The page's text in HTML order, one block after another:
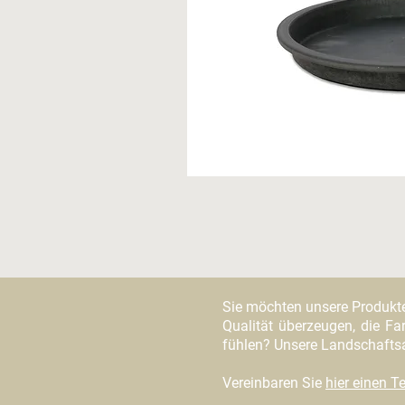
Sie möchten unsere
Qualität überzeugen, die
fühlen? Unsere
Vereinbaren Sie hier einen